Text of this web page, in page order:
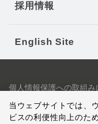
採用情報
English Site
個人情報保護への取組み
クッキーポリシー
当ウェブサイトでは、
ビスの利便性向上のた